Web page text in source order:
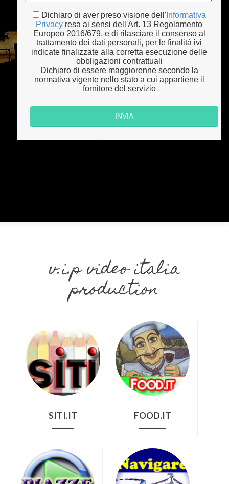
Dichiaro di aver preso visione dell'Informativa
Privacy resa ai sensi dell'Art. 13 Regolamento
Europeo 2016/679, e di rilasciare il consenso al
trattamento dei dati personali, per le finalità ivi
indicate finalizzate alla corretta esecuzione delle
obbligazioni contrattuali
Dichiaro di essere maggiorenne secondo la
normativa vigente nello stato a cui appartiene il
fornitore del servizio
v.i.p video italia
production
SITI.IT FOOD.IT